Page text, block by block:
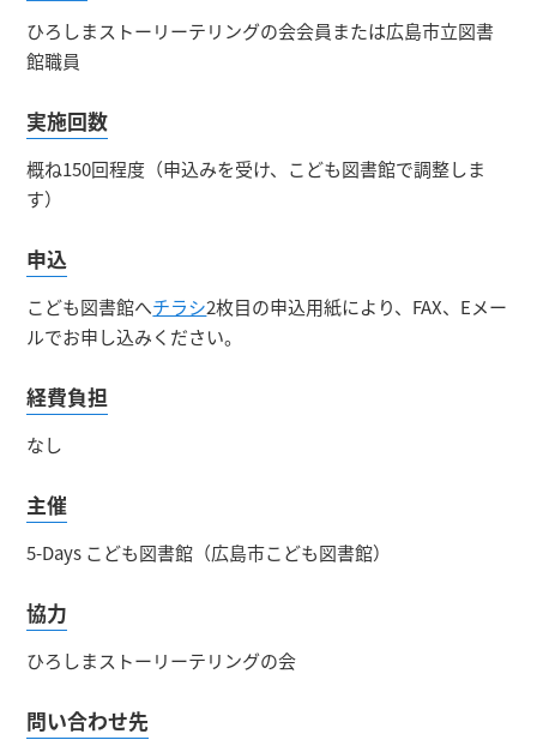
ひろしまストーリーテリングの会会員または広島市立図書
館職員
実施回数
概ね150回程度（申込みを受け、こども図書館で調整しま
す）
申込
こども図書館へチラシ2枚目の申込用紙により、FAX、Eメー
ルでお申し込みください。
経費負担
なし
主催
5-Days こども図書館（広島市こども図書館）
協力
ひろしまストーリーテリングの会
問い合わせ先